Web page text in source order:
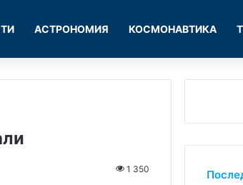
АСТРОНОМИЯ КОСМОНАВТИКА
1 350